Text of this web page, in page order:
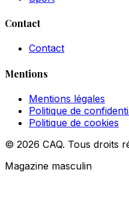
Contact
Contact
Mentions
Mentions légales
Politique de
Politique de cookies
© 2026 CAQ. Tous droits
Magazine masculin